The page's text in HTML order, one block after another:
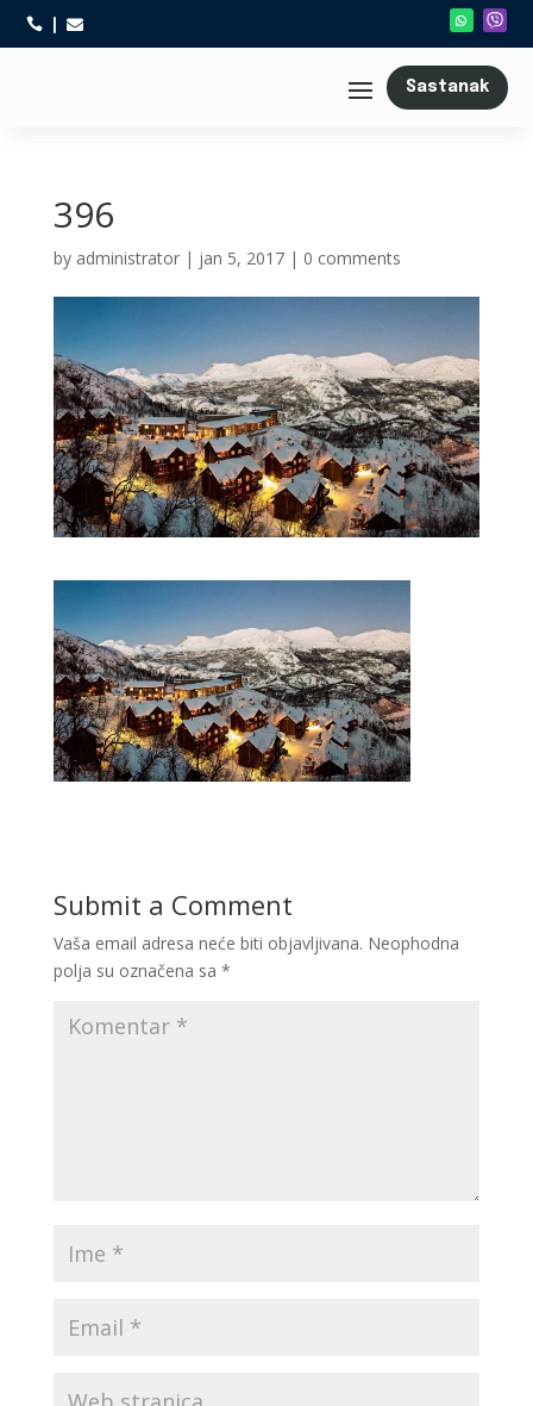
 
Sastanak
396
by administrator| jan 5, 2017| 0 comments
Submit a Comment
Vaša email adresa neće biti objavljivana. Neophodna
polja su označena sa *